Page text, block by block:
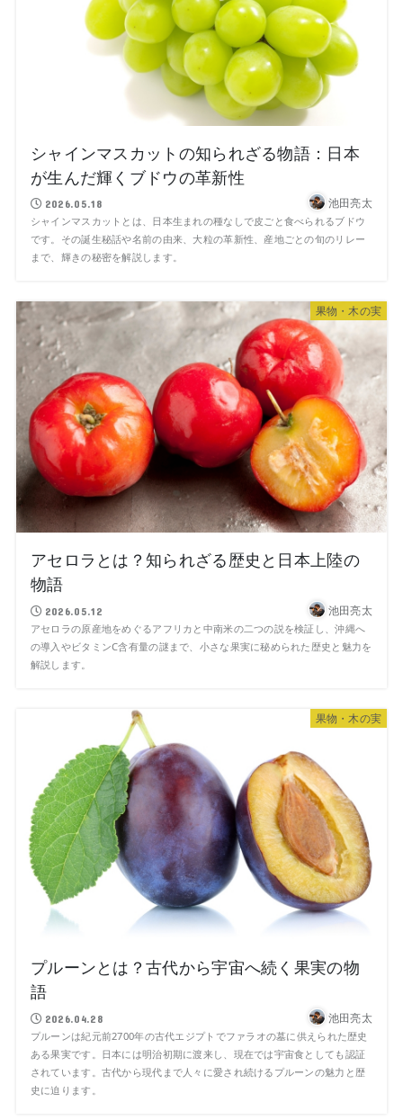
シャインマスカットの知られざる物語：日本
が生んだ輝くブドウの革新性
2026.05.18 池田亮太
シャインマスカットとは、日本生まれの種なしで皮ごと食べられるブドウ
です。その誕生秘話や名前の由来、大粒の革新性、産地ごとの旬のリレー
まで、輝きの秘密を解説します。
果物・木の実
アセロラとは？知られざる歴史と日本上陸の
物語
2026.05.12 池田亮太
アセロラの原産地をめぐるアフリカと中南米の二つの説を検証し、沖縄へ
の導入やビタミンC含有量の謎まで、小さな果実に秘められた歴史と魅力を
解説します。
果物・木の実
プルーンとは？古代から宇宙へ続く果実の物
語
2026.04.28 池田亮太
プルーンは紀元前2700年の古代エジプトでファラオの墓に供えられた歴史
ある果実です。日本には明治初期に渡来し、現在では宇宙食としても認証
されています。古代から現代まで人々に愛され続けるプルーンの魅力と歴
史に迫ります。